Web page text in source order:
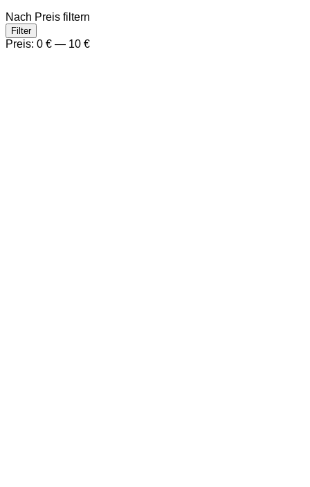
Nach Preis filtern
Min.
Preis
Max.
Preis
Filter
Preis: 0 € — 10 €